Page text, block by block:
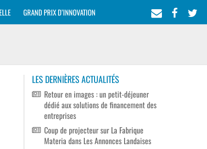
GRAND PRIX D’INNOVATION
LES DERNIÈRES ACTUALITÉS
Retour en images : un petit-déjeuner
dédié aux solutions de financement des
entreprises
Coup de projecteur sur La Fabrique
Materia dans Les Annonces Landaises